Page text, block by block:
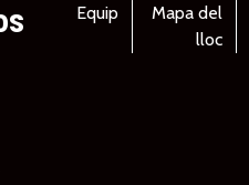
Equip
Mapa del
lloc